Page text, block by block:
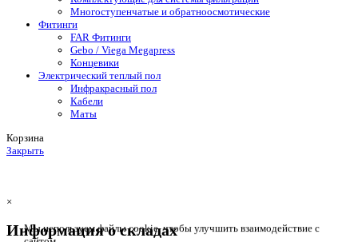
Многоступенчатые и обратноосмотические
Фитинги
FAR Фитинги
Gebo / Viega Megapress
Концевики
Электрический теплый пол
Инфракрасный пол
Кабели
Маты
Корзина
Закрыть
Мы используем файлы cookie, чтобы улучшить взаимодействие с
×
Информация о складах